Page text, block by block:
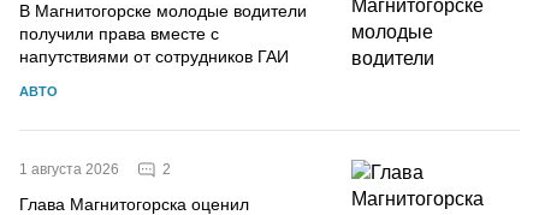
В Магнитогорске молодые водители
получили права вместе с
напутствиями от сотрудников ГАИ
АВТО
1 августа 2026 2
Глава Магнитогорска оценил